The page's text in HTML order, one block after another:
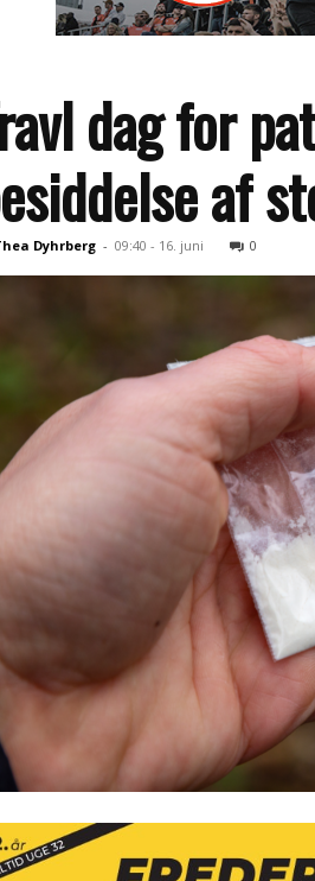
dag for
af
Dyhrberg - 09:40 - 16. juni 0